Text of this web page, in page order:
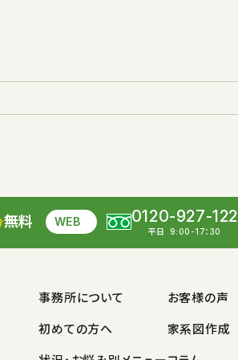
無料 WEB 0120-927-122
平日 9:00-17：30
事務所について
初めての方へ
お客様の声
家系図作成